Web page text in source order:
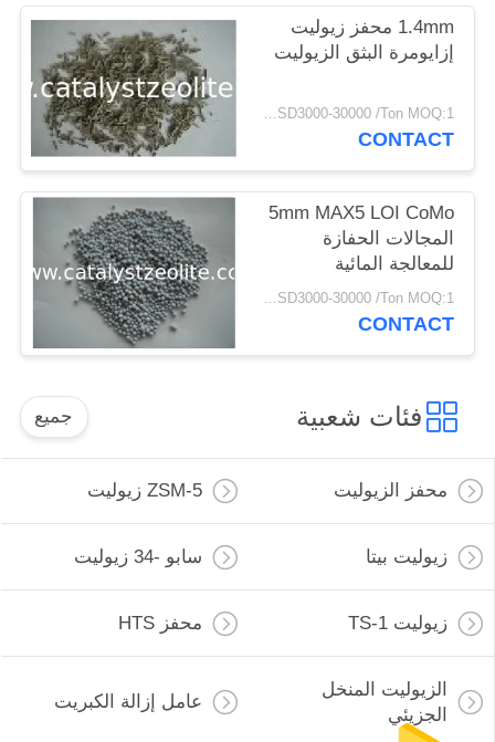
1.4mm محفز زيوليت
إزايومرة البثق الزيوليت
USD3000-30000 /Ton MOQ:1 كغم
CONTACT
5mm MAX5 LOI CoMo
المجالات الحفازة
للمعالجة المائية
USD3000-30000 /Ton MOQ:1 كغم
CONTACT
فئات شعبية جميع
محفز الزيوليت ZSM-5 زيوليت
زيوليت بيتا سابو -34 زيوليت
زيوليت TS-1 محفز HTS
الزيوليت المنخل
الجزيئي
عامل إزالة الكبريت